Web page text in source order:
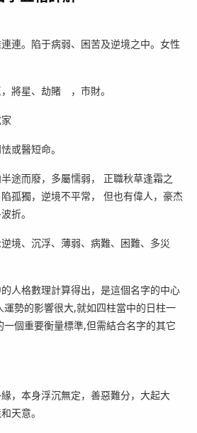
連。陷于病弱、困苦及逆境之中。女性
將星、劫賭 ，市財。
或醫短命。
途而廢，多屬懦弱， 正職秋草逢霜之
孤獨，逆境不平常， 但也有偉人，豪杰
折。
境、沉浮、薄弱、病難、困難、多災
人格數理計算得出，是這個名字的中心
勢的影響很大,就如四柱當中的日柱一
個重要衡量標準,但需結合名字的其它
，本身浮沉無定，善惡難分，大起大
天意。